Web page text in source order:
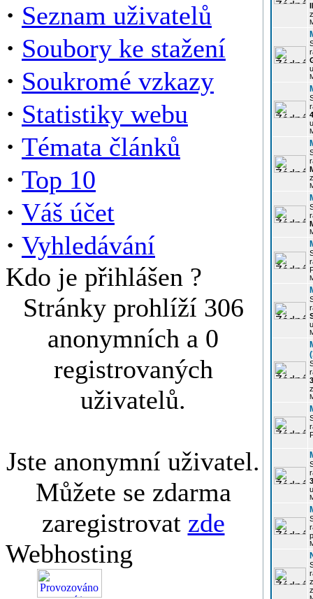
· Seznam uživatelů
· Soubory ke stažení
· Soukromé vzkazy
· Statistiky webu
· Témata článků
· Top 10
· Váš účet
· Vyhledávání
Kdo je přihlášen ?
Stránky prohlíží 306
anonymních a 0
registrovaných
uživatelů.
Jste anonymní uživatel.
Můžete se zdarma
zaregistrovat zde
Webhosting